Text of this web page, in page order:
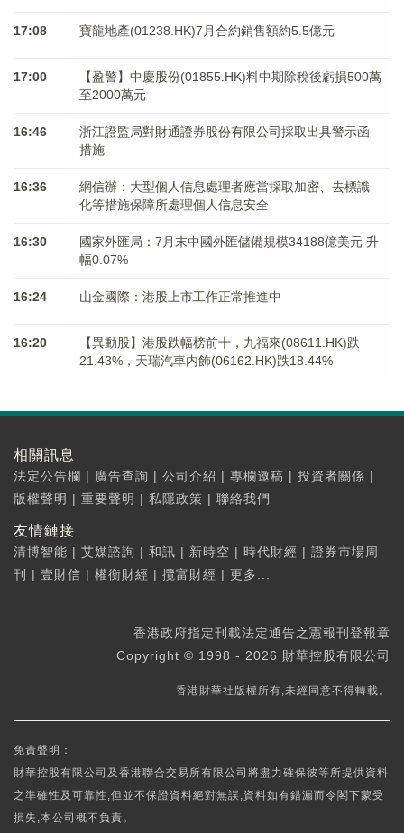
17:08 寶龍地產(01238.HK)7月合約銷售額約5.5億元
17:00
【盈警】中慶股份(01855.HK)料中期除稅後虧損500萬
至2000萬元
16:46
浙江證監局對財通證券股份有限公司採取出具警示函
措施
16:36
網信辦：大型個人信息處理者應當採取加密、去標識
化等措施保障所處理個人信息安全
16:30
國家外匯局：7月末中國外匯儲備規模34188億美元 升
幅0.07%
16:24 山金國際：港股上市工作正常推進中
16:20
【異動股】港股跌幅榜前十，九福來(08611.HK)跌
21.43%，天瑞汽車内飾(06162.HK)跌18.44%
相關訊息
法定公告欄 | 廣告查詢 | 公司介紹 | 專欄邀稿 | 投資者關係 |
版權聲明 | 重要聲明 | 私隱政策 | 聯絡我們
友情鏈接
清博智能 | 艾媒諮詢 | 和訊 | 新時空 | 時代財經 | 證券市場周
刊
| 壹財信 | 權衡財經 | 攬富財經 | 更多...
香港政府指定刊載法定通告之憲報刊登報章
Copyright © 1998 - 2026 財華控股有限公司
香港財華社版權所有,未經同意不得轉載。
免責聲明：
財華控股有限公司及香港聯合交易所有限公司將盡力確保彼等所提供資料
之準確性及可靠性,但並不保證資料絕對無誤,資料如有錯漏而令閣下蒙受
損失,本公司概不負責。